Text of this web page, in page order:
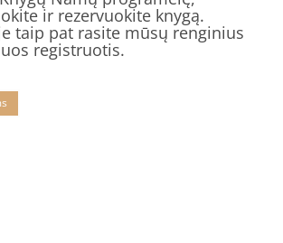
ir rezervuokite knygą.
taip pat rasite mūsų renginius
registruotis.